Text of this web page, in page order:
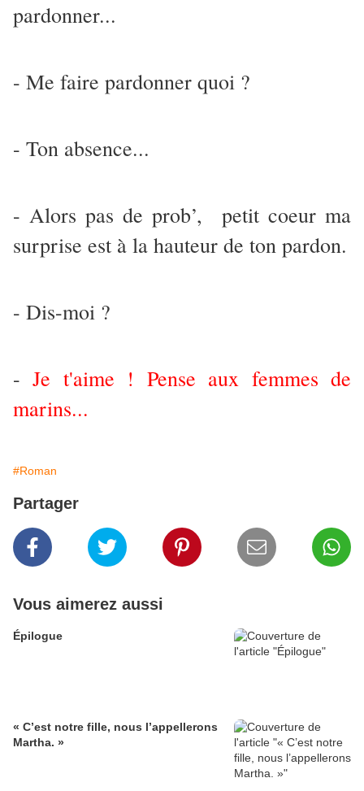
pardonner...
- Me faire pardonner quoi ?
- Ton absence...
- Alors pas de prob’, petit coeur ma
surprise est à la hauteur de ton pardon.
- Dis-moi ?
-Je t'aime ! Pense aux femmes de
marins...
#Roman
Partager
Vous aimerez aussi
Épilogue
« C’est notre fille, nous l’appellerons
Martha. »